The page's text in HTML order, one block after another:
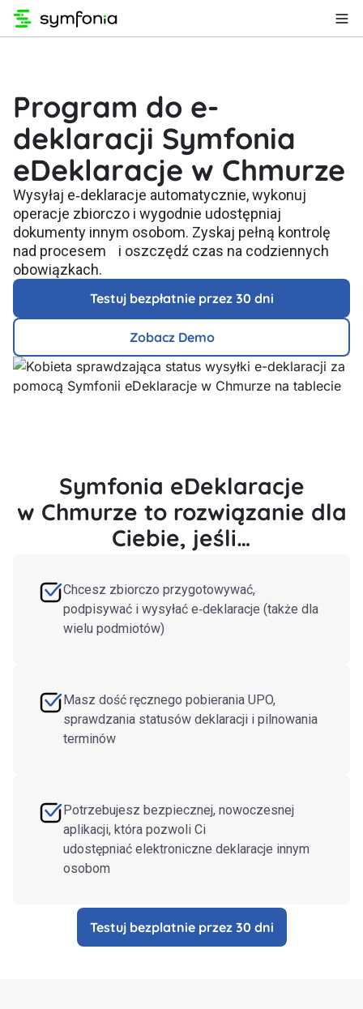
Program do e-
deklaracji Symfonia
eDeklaracje w Chmurze
Wysyłaj e‑deklaracje automatycznie, wykonuj
operacje zbiorczo i wygodnie udostępniaj
dokumenty innym osobom. Zyskaj pełną kontrolę
nad procesem i oszczędź czas na codziennych
obowiązkach.
Testuj bezpłatnie przez 30 dni
Zobacz Demo
Symfonia eDeklaracje
w Chmurze to rozwiązanie dla
Ciebie, jeśli…
Chcesz zbiorczo przygotowywać,
podpisywać i wysyłać e‑deklaracje (także dla
wielu podmiotów)
Masz dość ręcznego pobierania UPO,
sprawdzania statusów deklaracji i pilnowania
terminów
Potrzebujesz bezpiecznej, nowoczesnej
aplikacji, która pozwoli Ci
udostępniać elektroniczne deklaracje innym
osobom
Testuj bezplatnie przez 30 dni